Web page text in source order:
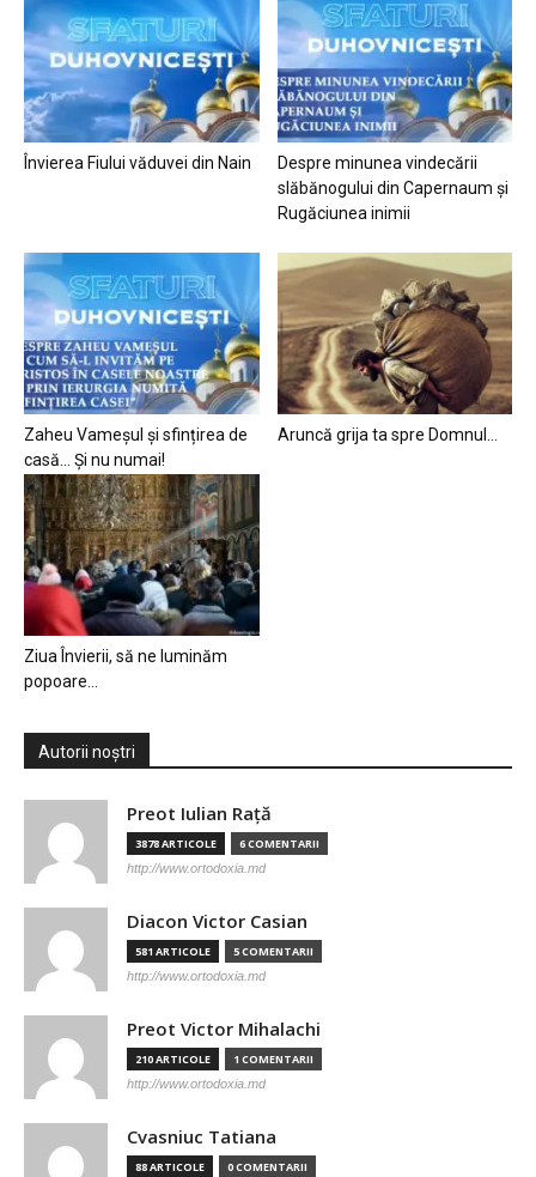
Învierea Fiului văduvei din Nain
Despre minunea vindecării
slăbănogului din Capernaum și
Rugăciunea inimii
Zaheu Vameșul și sfințirea de
casă… Și nu numai!
Aruncă grija ta spre Domnul…
Ziua Învierii, să ne luminăm
popoare…
Autorii noștri
Preot Iulian Raţă
3878 ARTICOLE 6 COMENTARII
http://www.ortodoxia.md
Diacon Victor Casian
581 ARTICOLE 5 COMENTARII
http://www.ortodoxia.md
Preot Victor Mihalachi
210 ARTICOLE 1 COMENTARII
http://www.ortodoxia.md
Cvasniuc Tatiana
88 ARTICOLE 0 COMENTARII